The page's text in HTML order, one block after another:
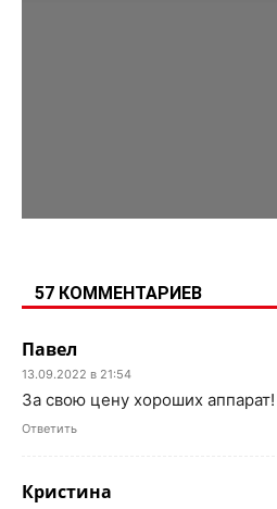
57 КОММЕНТАРИЕВ
Павел
13.09.2022 в 21:54
За свою цену хороших аппарат!
Ответить
Кристина